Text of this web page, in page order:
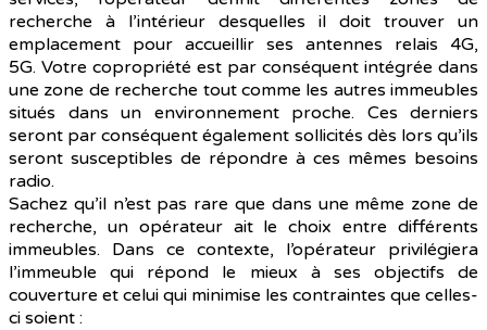
recherche à l’intérieur desquelles il doit trouver un
emplacement pour accueillir ses antennes relais 4G,
5G. Votre copropriété est par conséquent intégrée dans
une zone de recherche tout comme les autres immeubles
situés dans un environnement proche. Ces derniers
seront par conséquent également sollicités dès lors qu’ils
seront susceptibles de répondre à ces mêmes besoins
radio.
Sachez qu’il n’est pas rare que dans une même zone de
recherche, un opérateur ait le choix entre différents
immeubles. Dans ce contexte, l’opérateur privilégiera
l’immeuble qui répond le mieux à ses objectifs de
couverture et celui qui minimise les contraintes que celles-
ci soient :